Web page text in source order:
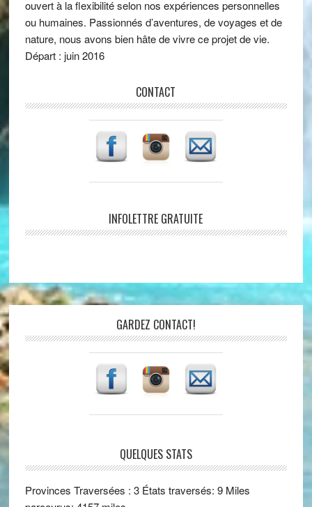
ouvert à la flexibilité selon nos expériences personnelles
ou humaines. Passionnés d’aventures, de voyages et de
nature, nous avons bien hâte de vivre ce projet de vie.
Départ : juin 2016
CONTACT
INFOLETTRE GRATUITE
GARDEZ CONTACT!
QUELQUES STATS
Provinces Traversées : 3 États traversés: 9 Miles